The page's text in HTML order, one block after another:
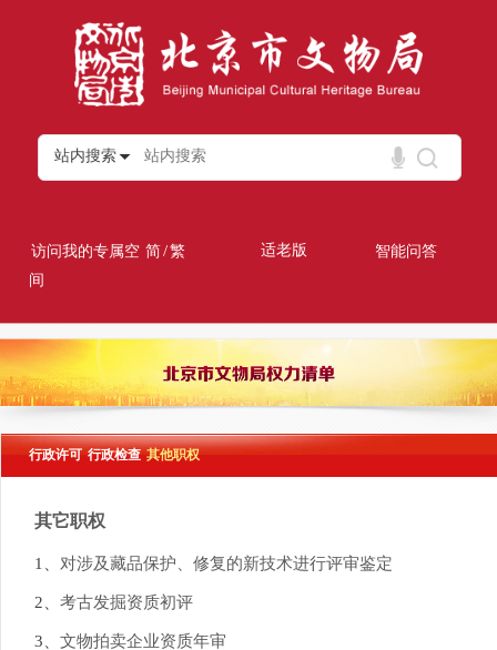
站内搜索
访问我的专属空
间
简/繁 适老版 智能问答
行政许可 行政检查 其他职权
其它职权
1、 对涉及藏品保护、修复的新技术进行评审鉴定
2、 考古发掘资质初评
3、 文物拍卖企业资质年审